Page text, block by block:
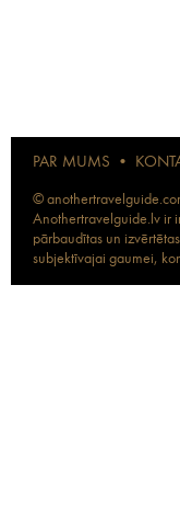
PAR MUMS •
©
Anothertravelguide.lv ir
pārbaudītas un
subjektīvajai gaumei,